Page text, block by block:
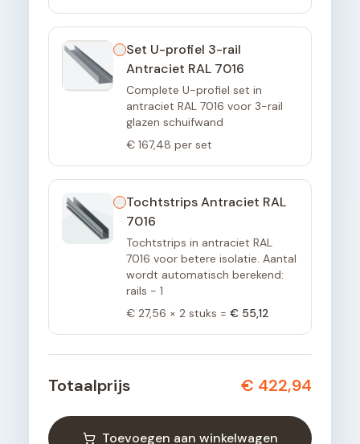
Set U-profiel 3-rail
Antraciet RAL 7016
Complete U-profiel set in
antraciet RAL 7016 voor 3-rail
glazen schuifwand
€ 167,48 per set
Tochtstrips Antraciet RAL
7016
Tochtstrips in antraciet RAL
7016 voor betere isolatie. Aantal
wordt automatisch berekend:
rails - 1
€ 27,56 × 2 stuks = € 55,12
Totaalprijs € 422,94
Toevoegen aan winkelwagen